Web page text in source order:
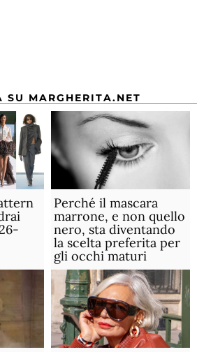
SU MARGHERITA.NET
Perché il mascara
marrone, e non quello
nero, sta diventando
la scelta preferita per
gli occhi maturi